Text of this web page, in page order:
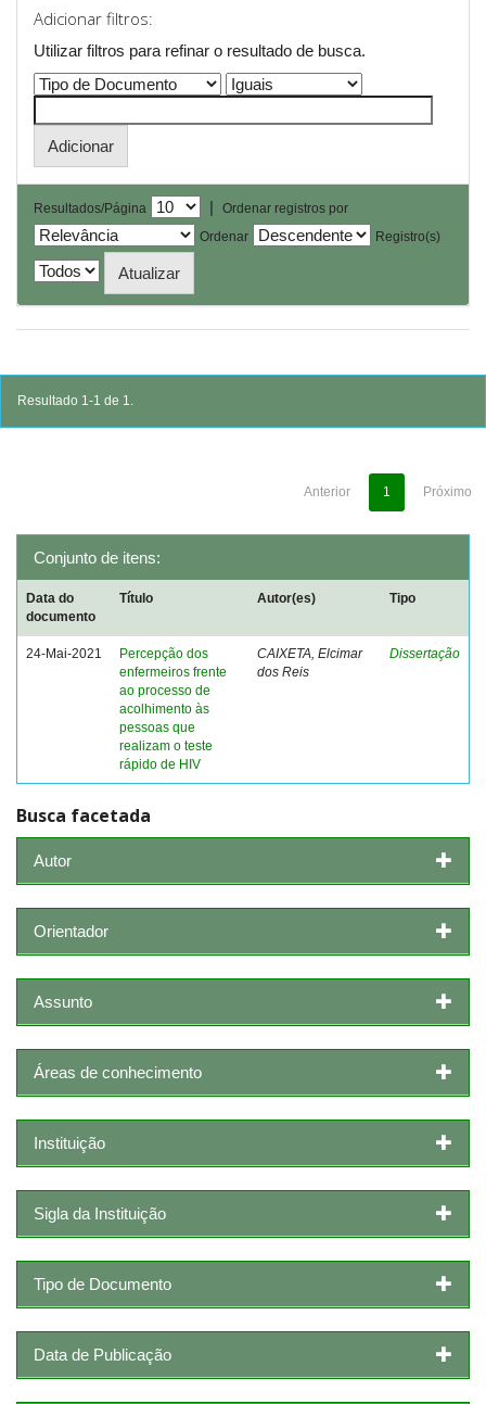
Adicionar filtros:
Utilizar filtros para refinar o resultado de busca.
Resultados/Página |
Ordenar registros por
Ordenar
Registro(s)
Resultado 1-1 de 1.
Anterior 1 Próximo
Conjunto de itens:
Data do
documento
Título Autor(es) Tipo
24-Mai-2021
Percepção dos
enfermeiros frente
ao processo de
acolhimento às
pessoas que
realizam o teste
rápido de HIV
CAIXETA, Elcimar
dos Reis
Dissertação
Busca facetada
Autor
Orientador
Assunto
Áreas de conhecimento
Instituição
Sigla da Instituição
Tipo de Documento
Data de Publicação